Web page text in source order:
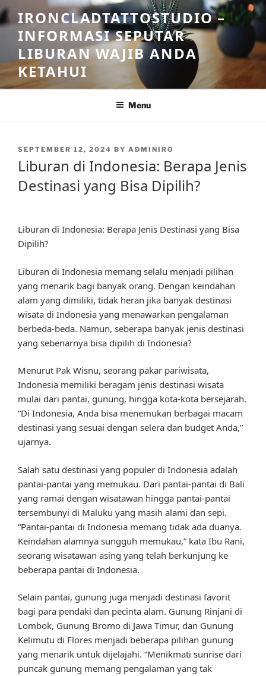
Skip
to
content
IRONCLADTATTOSTUDIO –
INFORMASI SEPUTAR
LIBURAN WAJIB ANDA
KETAHUI
Menu
POSTED
ON
SEPTEMBER 12, 2024 BY ADMINIRO
Liburan di Indonesia: Berapa Jenis
Destinasi yang Bisa Dipilih?
Liburan di Indonesia: Berapa Jenis Destinasi yang Bisa
Dipilih?
Liburan di Indonesia memang selalu menjadi pilihan
yang menarik bagi banyak orang. Dengan keindahan
alam yang dimiliki, tidak heran jika banyak destinasi
wisata di Indonesia yang menawarkan pengalaman
berbeda-beda. Namun, seberapa banyak jenis destinasi
yang sebenarnya bisa dipilih di Indonesia?
Menurut Pak Wisnu, seorang pakar pariwisata,
Indonesia memiliki beragam jenis destinasi wisata
mulai dari pantai, gunung, hingga kota-kota bersejarah.
“Di Indonesia, Anda bisa menemukan berbagai macam
destinasi yang sesuai dengan selera dan budget Anda,”
ujarnya.
Salah satu destinasi yang populer di Indonesia adalah
pantai-pantai yang memukau. Dari pantai-pantai di Bali
yang ramai dengan wisatawan hingga pantai-pantai
tersembunyi di Maluku yang masih alami dan sepi.
“Pantai-pantai di Indonesia memang tidak ada duanya.
Keindahan alamnya sungguh memukau,” kata Ibu Rani,
seorang wisatawan asing yang telah berkunjung ke
beberapa pantai di Indonesia.
Selain pantai, gunung juga menjadi destinasi favorit
bagi para pendaki dan pecinta alam. Gunung Rinjani di
Lombok, Gunung Bromo di Jawa Timur, dan Gunung
Kelimutu di Flores menjadi beberapa pilihan gunung
yang menarik untuk dijelajahi. “Menikmati sunrise dari
puncak gunung memang pengalaman yang tak